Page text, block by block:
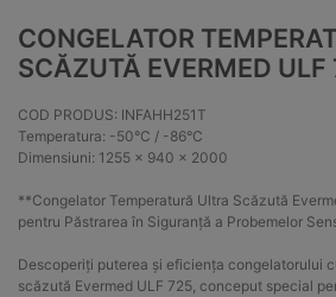
CONGELATOR
SCĂZUTĂ EVERMED ULF
COD PRODUS: INFAHH251T
Temperatura: -50°C / -86°C
Dimensiuni: 1255 x 940 x 2000
**Congelator Temperatură Ultra Scăzută
pentru Păstrarea în Siguranță a Probemelor
Descoperiți puterea și eficiența congelatorului
scăzută Evermed ULF 725, conceput special